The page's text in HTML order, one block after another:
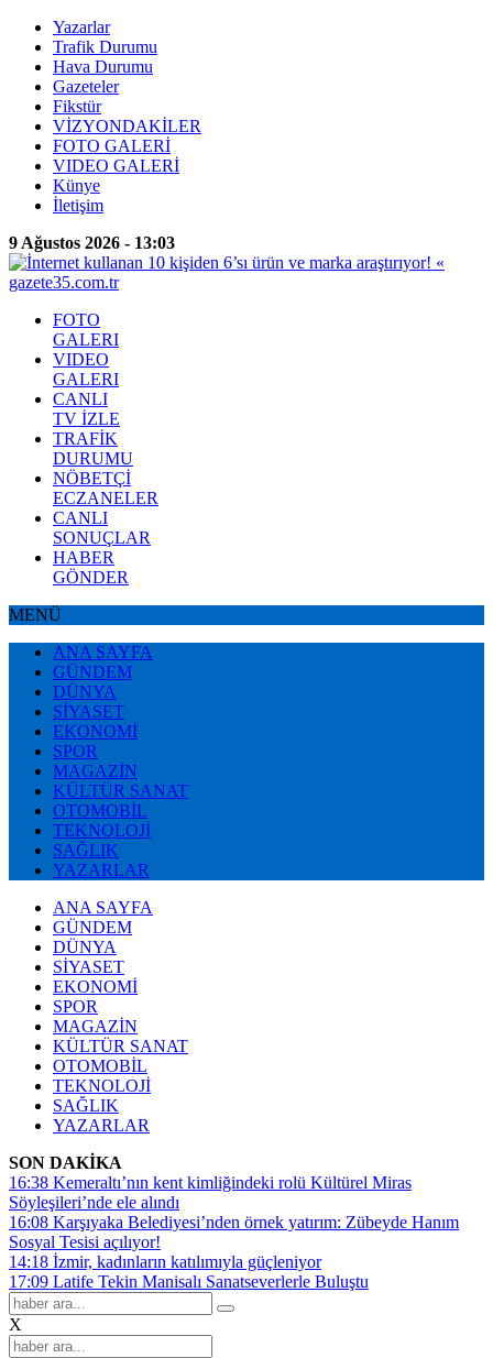
Yazarlar
Trafik Durumu
Hava Durumu
Gazeteler
Fikstür
VİZYONDAKİLER
FOTO GALERİ
VIDEO GALERİ
Künye
İletişim
9 Ağustos 2026 - 13:03
FOTO
GALERI
VIDEO
GALERI
CANLI
TV İZLE
TRAFİK
DURUMU
NÖBETÇİ
ECZANELER
CANLI
SONUÇLAR
HABER
GÖNDER
MENÜ
ANA SAYFA
GÜNDEM
DÜNYA
SİYASET
EKONOMİ
SPOR
MAGAZİN
KÜLTÜR SANAT
OTOMOBİL
TEKNOLOJİ
SAĞLIK
YAZARLAR
ANA SAYFA
GÜNDEM
DÜNYA
SİYASET
EKONOMİ
SPOR
MAGAZİN
KÜLTÜR SANAT
OTOMOBİL
TEKNOLOJİ
SAĞLIK
YAZARLAR
SON DAKİKA
16:38 Kemeraltı’nın kent kimliğindeki rolü Kültürel Miras
Söyleşileri’nde ele alındı
16:08 Karşıyaka Belediyesi’nden örnek yatırım: Zübeyde Hanım
Sosyal Tesisi açılıyor!
14:18 İzmir, kadınların katılımıyla güçleniyor
17:09 Latife Tekin Manisalı Sanatseverlerle Buluştu
X